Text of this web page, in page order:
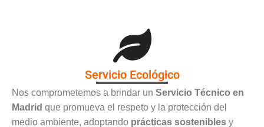
Servicio Ecológico
Nos comprometemos a brindar un Servicio Técnico en
Madrid que promueva el respeto y la protección del
medio ambiente, adoptando prácticas sostenibles y